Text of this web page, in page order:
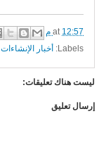
at 12:57 م
Labels:
أخبار الإنشاءات
ليست هناك تعليقات:
إرسال تعليق